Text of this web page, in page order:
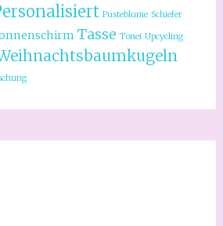
Pusteblume Schiefer
Tasse Tonei Upcycling